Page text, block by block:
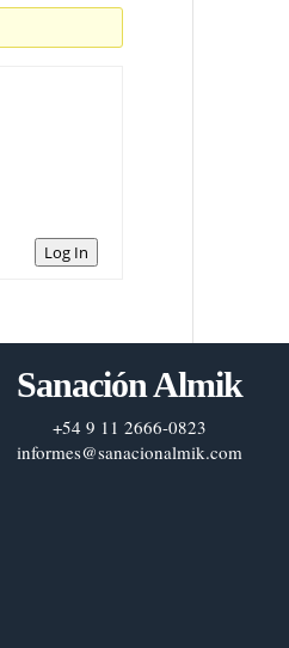
Log In
Sanación Almik
+54 9 11 2666-0823
informes@sanacionalmik.com